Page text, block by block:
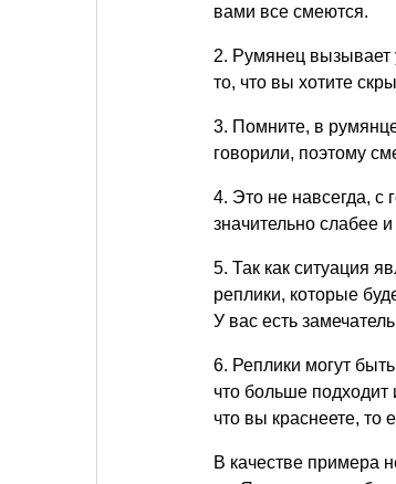
вами все смеются.
2. Румянец вызывает
то, что вы хотите
3. Помните, в
говорили, поэтому
4. Это не навсегда, с
значительно слабее
5. Так как ситуация
реплики, которые
У вас есть
6. Реплики могут
что больше
что вы краснеете, то
В качестве примера